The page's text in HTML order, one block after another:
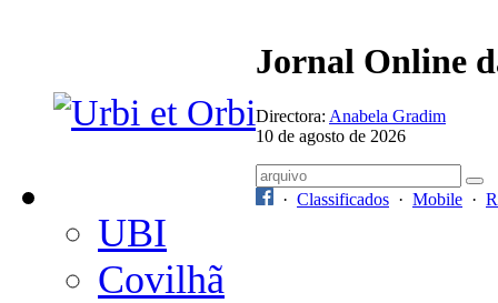
Jornal Online
Directora: Anabela Gradim
10 de agosto de 2026
· Classificados · Mobile ·
UBI
Covilhã